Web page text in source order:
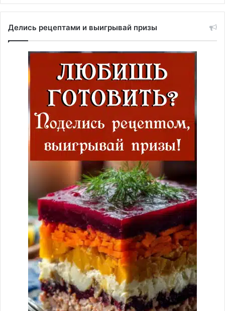
Делись рецептами и выигрывай призы